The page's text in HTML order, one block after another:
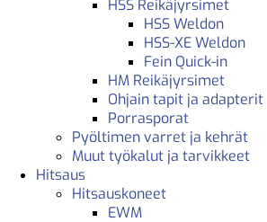
HSS Reikäjyrsimet
HSS Weldon
HSS-XE Weldon
Fein Quick-in
HM Reikäjyrsimet
Ohjain tapit ja adapterit
Porrasporat
Pyöltimen varret ja kehrät
Muut työkalut ja tarvikkeet
Hitsaus
Hitsauskoneet
EWM